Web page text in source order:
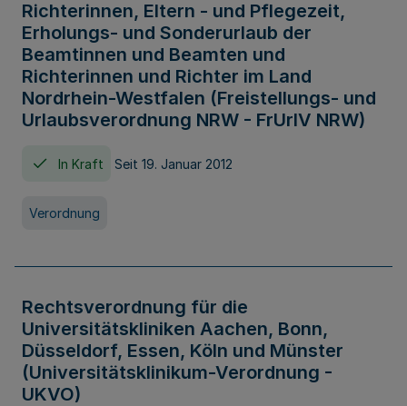
Richterinnen, Eltern - und Pflegezeit,
Erholungs- und Sonderurlaub der
Beamtinnen und Beamten und
Richterinnen und Richter im Land
Nordrhein-Westfalen (Freistellungs- und
Urlaubsverordnung NRW - FrUrlV NRW)
In Kraft Seit 19. Januar 2012
Verordnung
Rechtsverordnung für die
Universitätskliniken Aachen, Bonn,
Düsseldorf, Essen, Köln und Münster
(Universitätsklinikum-Verordnung -
UKVO)